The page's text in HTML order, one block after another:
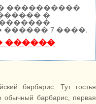
����������
�
7 ����.
������
барбарис. Тут гостья
обычный барбарис, первая